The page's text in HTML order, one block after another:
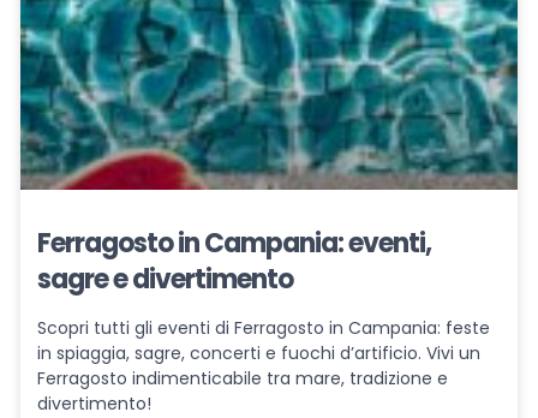
Ferragosto in Campania: eventi,
sagre e divertimento
Scopri tutti gli eventi di Ferragosto in Campania: feste
in spiaggia, sagre, concerti e fuochi d’artificio. Vivi un
Ferragosto indimenticabile tra mare, tradizione e
divertimento!